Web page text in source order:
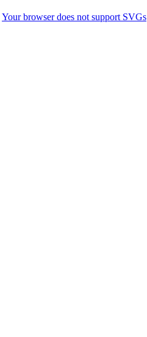
Your browser does not support SVGs